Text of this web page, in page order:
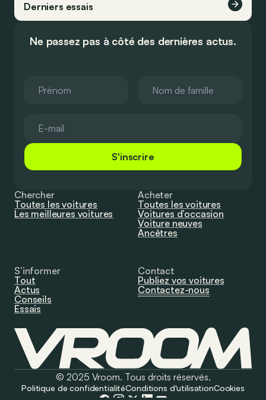
Derniers essais
Ne passez pas à côté des dernières actus.
S'inscrire
Chercher
Toutes les voitures
Les meilleures voitures
Acheter
Toutes les voitures
Voitures d’occasion
Voiture neuves
Ancêtres
S’informer
Tout
Actus
Conseils
Essais
Contact
Publiez vos voitures
Contactez-nous
© 2025 Vroom. Tous droits réservés.
Politique de confidentialitéConditions d'utilisationCookies